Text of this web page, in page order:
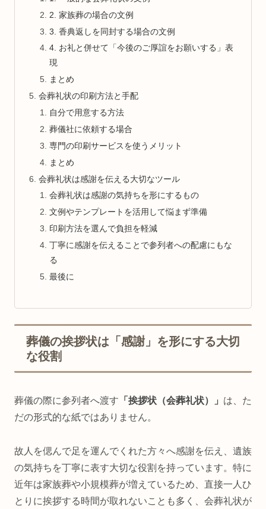
2. 家族葬の場合の文例
3. 香典返しを同封する場合の文例
4. お礼と併せて「今後のご厚誼をお願いする」表
現
まとめ
会葬礼状の印刷方法と手配
自分で用意する方法
葬儀社に依頼する場合
専門の印刷サービスを使うメリット
まとめ
会葬礼状は感謝を伝える大切なツール
会葬礼状は感謝の気持ちを形にするもの
文例やテンプレートを活用して悩まず準備
印刷方法を選んで負担を軽減
丁寧に感謝を伝えることで参列者への配慮にもな
る
最後に
葬儀の挨拶状は「感謝」を形にする大切
な役割
葬儀の際に参列者へ渡す 「挨拶状（会葬礼状）」 は、た
だの形式的な紙ではありません。
故人を偲んで足を運んでくれた方々へ感謝を伝え、遺族
の気持ちを丁寧に表す大切な役割を持っています。特に
近年は家族葬や小規模葬が増えているため、直接一人ひ
とりに挨拶する時間が取れないことも多く、会葬礼状が